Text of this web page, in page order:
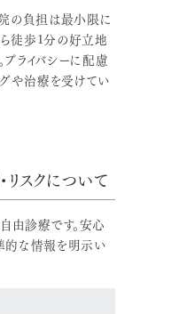
院の負担は最小限に
徒歩1分の好立地
ライバシーに配慮
グや治療を受けてい
スクについて
由診療です。安心
的な情報を明示い